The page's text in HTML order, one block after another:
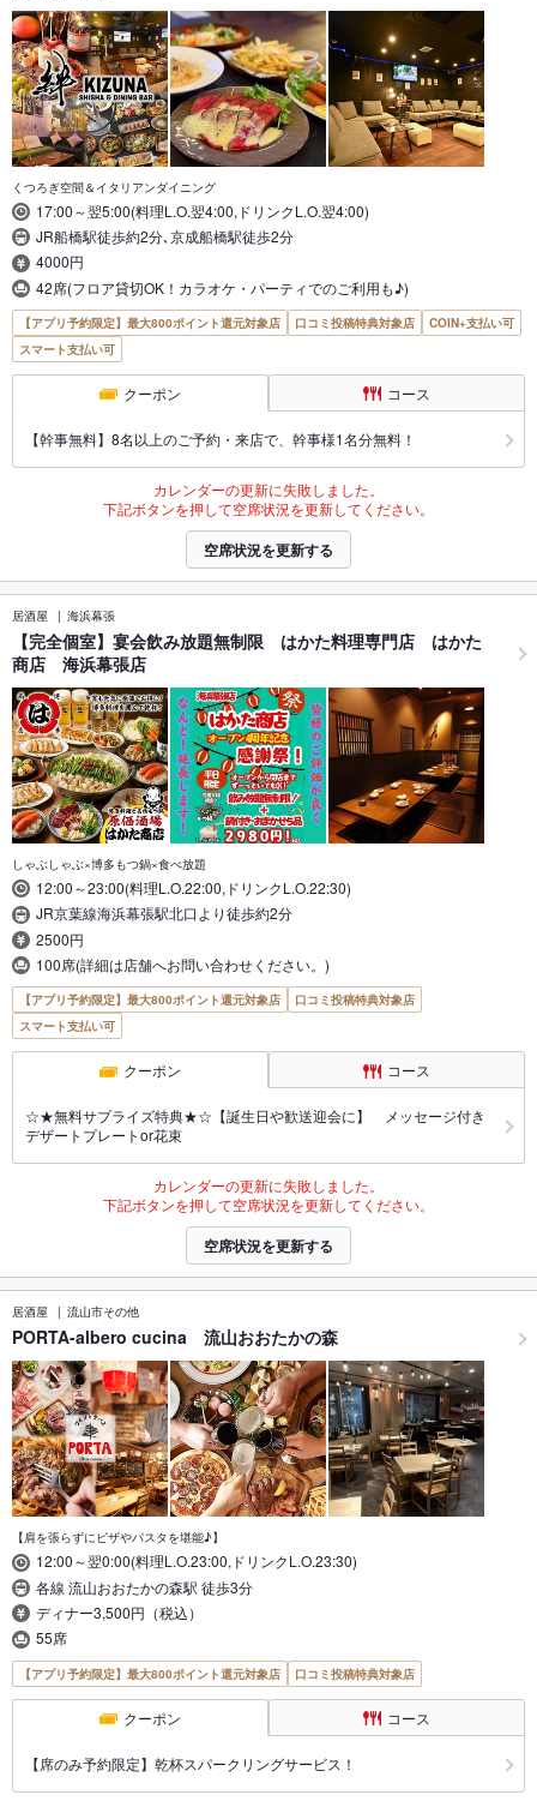
くつろぎ空間＆イタリアンダイニング
17:00～翌5:00(料理L.O.翌4:00,ドリンクL.O.翌4:00)
JR船橋駅徒歩約2分､京成船橋駅徒歩2分
4000円
42席(フロア貸切OK！カラオケ・パーティでのご利用も♪)
【アプリ予約限定】最大800ポイント還元対象店 口コミ投稿特典対象店
COIN+支払い可
スマート支払い可
クーポン コース
【幹事無料】8名以上のご予約・来店で、幹事様1名分無料！
カレンダーの更新に失敗しました。
下記ボタンを押して空席状況を更新してください。
空席状況を更新する
居酒屋 海浜幕張
【完全個室】宴会飲み放題無制限 はかた料理専門店 はかた
商店 海浜幕張店
しゃぶしゃぶ×博多もつ鍋×食べ放題
12:00～23:00(料理L.O.22:00,ドリンクL.O.22:30)
JR京葉線海浜幕張駅北口より徒歩約2分
2500円
100席(詳細は店舗へお問い合わせください。)
【アプリ予約限定】最大800ポイント還元対象店
口コミ投稿特典対象店
スマート支払い可
クーポン コース
☆★無料サプライズ特典★☆【誕生日や歓送迎会に】 メッセージ付き
デザートプレートor花束
カレンダーの更新に失敗しました。
下記ボタンを押して空席状況を更新してください。
空席状況を更新する
居酒屋 流山市その他
PORTA-albero cucina 流山おおたかの森
【肩を張らずにピザやパスタを堪能♪】
12:00～翌0:00(料理L.O.23:00,ドリンクL.O.23:30)
各線 流山おおたかの森駅 徒歩3分
ディナー3,500円（税込）
55席
【アプリ予約限定】最大800ポイント還元対象店 口コミ投稿特典対象店
クーポン コース
【席のみ予約限定】乾杯スパークリングサービス！